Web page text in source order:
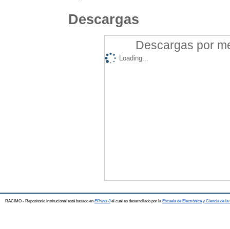
Descargas
Descargas por
Loading...
RACIMO - Repositorio Institucional está basado en EPrints 3el cual es desarrollado por la Escuela de Electrónica y Ciencia de la